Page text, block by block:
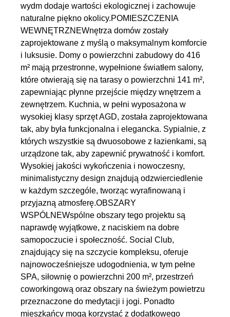
wydm dodaje wartości ekologicznej i zachowuje
naturalne piękno okolicy.POMIESZCZENIA
WEWNĘTRZNEWnętrza domów zostały
zaprojektowane z myślą o maksymalnym komforcie
i luksusie. Domy o powierzchni zabudowy do 416
m² mają przestronne, wypełnione światłem salony,
które otwierają się na tarasy o powierzchni 141 m²,
zapewniając płynne przejście między wnętrzem a
zewnętrzem. Kuchnia, w pełni wyposażona w
wysokiej klasy sprzęt AGD, została zaprojektowana
tak, aby była funkcjonalna i elegancka. Sypialnie, z
których wszystkie są dwuosobowe z łazienkami, są
urządzone tak, aby zapewnić prywatność i komfort.
Wysokiej jakości wykończenia i nowoczesny,
minimalistyczny design znajdują odzwierciedlenie
w każdym szczególe, tworząc wyrafinowaną i
przyjazną atmosferę.OBSZARY
WSPÓLNEWspólne obszary tego projektu są
naprawdę wyjątkowe, z naciskiem na dobre
samopoczucie i społeczność. Social Club,
znajdujący się na szczycie kompleksu, oferuje
najnowocześniejsze udogodnienia, w tym pełne
SPA, siłownię o powierzchni 200 m², przestrzeń
coworkingową oraz obszary na świeżym powietrzu
przeznaczone do medytacji i jogi. Ponadto
mieszkańcy mogą korzystać z dodatkowego